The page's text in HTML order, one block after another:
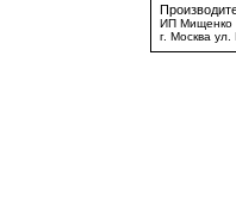
ИП Мищенко
г. Москва